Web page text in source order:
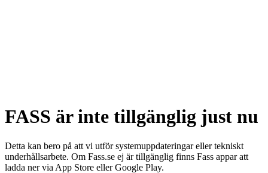
FASS är inte tillgänglig just nu
Detta kan bero på att vi utför systemuppdateringar eller tekniskt
underhållsarbete. Om Fass.se ej är tillgänglig finns Fass appar att
ladda ner via App Store eller Google Play.